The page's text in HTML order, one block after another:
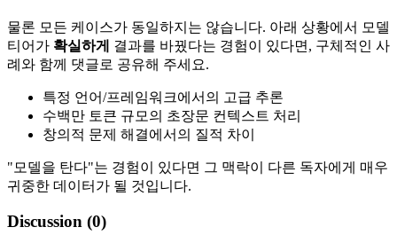
물론 모든 케이스가 동일하지는 않습니다. 아래 상황에서 모델
티어가 확실하게
결과를 바꿨다는 경험이 있다면, 구체적인 사
례와 함께 댓글로 공유해 주세요.
특정 언어/프레임워크에서의 고급 추론
수백만 토큰 규모의 초장문 컨텍스트 처리
창의적 문제 해결에서의 질적 차이
"모델을 탄다"는 경험이 있다면 그 맥락이 다른 독자에게 매우
귀중한 데이터가 될 것입니다.
Discussion (0)